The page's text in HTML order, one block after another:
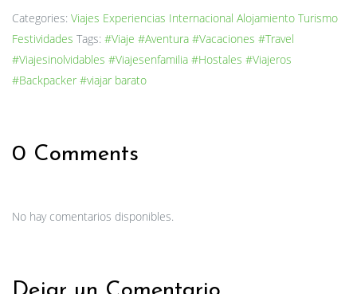
Categories: Viajes Experiencias Internacional Alojamiento Turismo
Festividades Tags: #Viaje #Aventura #Vacaciones #Travel
#Viajesinolvidables #Viajesenfamilia #Hostales #Viajeros
#Backpacker #viajar barato
0 Comments
No hay comentarios disponibles.